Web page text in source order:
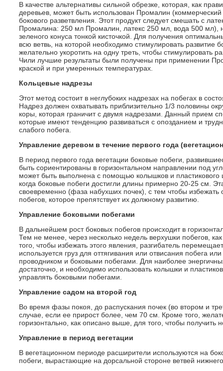
В качестве альтернативы сильной обрезке, которая, как
деревьев, может быть использован Промалин
бокового разветвления. Этот продукт следует смешать с
Промалина: 250 мл Промалин, латекс 250 мл, вода 500 мл),
зеленого конуса тонкой кисточкой. Для получения
всю ветвь, на которой необходимо стимулировать развитие
желательно укоротить на одну треть, чтобы стимулировать
Чили лучшие результаты были получены при применении
краской и при умеренных температурах.
Кольцевые надрезы
Этот метод состоит в неглубоких надрезах на побегах в
Надрез должен охватывать приблизительно 1/3 половины
коры, которая граничит с двумя надрезами. Данный прием
которые имеют тенденцию развиваться с опозданием и
слабого побега.
Управление деревом в течение первого года
В период первого года вегетации боковые побеги,
быть сориентированы в горизонтальном направлении под
может быть выполнена с помощью колышков и пластикового
когда боковые побеги достигли длины примерно 20-25 см.
своевременно (фаза набухших почек), с тем чтобы избежать
побегов, которое препятствует их должному развитию.
Управление боковыми побегами
В дальнейшем рост боковых побегов происходит в
Тем не менее, через несколько недель верхушки побегов,
того, чтобы избежать этого явления, разгибатель
используется груз для оттягивания или отвисания побега
проводником и боковыми побегами. Для наиболее
достаточно, и необходимо использовать колышки и
управлять боковыми побегами.
Управление садом на второй год
Во время фазы покоя, до распускания почек (во втором и
случае, если ее прирост более, чем 70 см. Кроме того,
горизонтально, как описано выше, для того, чтобы получить
Управление в период вегетации
В вегетационном периоде расширители используются на
побеги, вырастающие на дорсальной стороне ветвей